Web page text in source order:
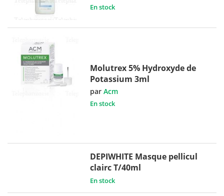
En stock
Molutrex 5% Hydroxyde de
Potassium 3ml
parAcm
En stock
DEPIWHITE Masque pellicul
clairc T/40ml
En stock